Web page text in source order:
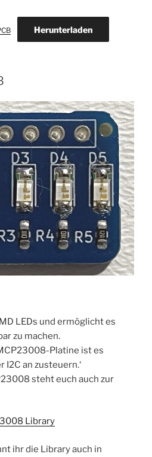
Herunterladen
LEDs und ermöglicht es
zu machen.
Platine ist es
I2C an zusteuern.‘
steht euch auch zur
Library
ihr die Library auch in